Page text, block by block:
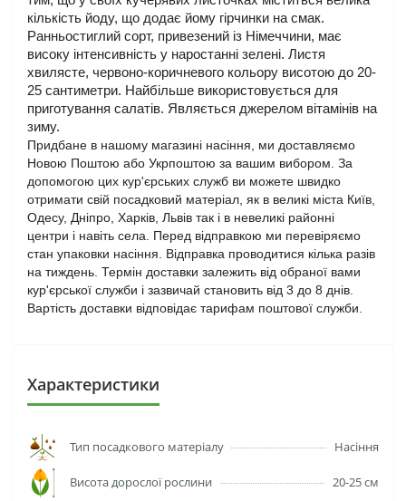
кількість йоду, що додає йому гірчинки на смак.
Ранньостиглий сорт, привезений із Німеччини, має
високу інтенсивність у наростанні зелені. Листя
хвилясте, червоно-коричневого кольору висотою до 20-
25 сантиметри. Найбільше використовується для
приготування салатів. Являється джерелом вітамінів на
зиму.
Придбане в нашому магазині насіння, ми доставляємо
Новою Поштою або Укрпоштою за вашим вибором. За
допомогою цих кур'єрських служб ви можете швидко
отримати свій посадковий матеріал, як в великі міста Київ,
Одесу, Дніпро, Харків, Львів так і в невеликі районні
центри і навіть села. Перед відправкою ми перевіряємо
стан упаковки насіння. Відправка проводитися кілька разів
на тиждень. Термін доставки залежить від обраної вами
кур'єрської служби і зазвичай становить від 3 до 8 днів.
Вартість доставки відповідає тарифам поштової служби.
Характеристики
Тип посадкового матеріалу Насіння
Висота дорослої рослини 20-25 см